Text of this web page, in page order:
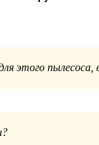
этого пылесоса,